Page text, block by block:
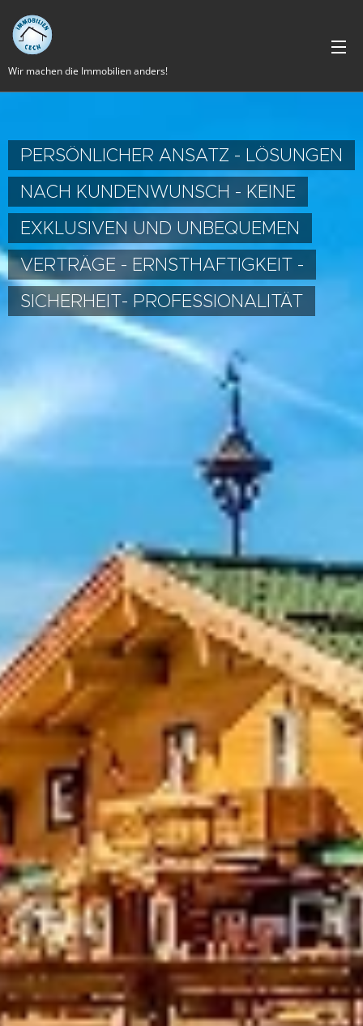
Wir machen die Immobilien anders!
PERSÖNLICHER ANSATZ - LÖSUNGEN
NACH KUNDENWUNSCH - KEINE
EXKLUSIVEN UND UNBEQUEMEN
VERTRÄGE - ERNSTHAFTIGKEIT -
SICHERHEIT- PROFESSIONALITÄT